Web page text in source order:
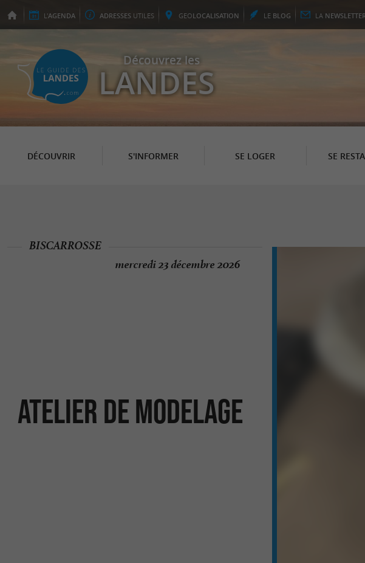
L'AGENDA ADRESSES UTILES GEOLOCALISATION LE BLOG LA
Découvrez les
LANDES
DÉCOUVRIR S'INFORMER SE LOGER SE
Atelier de modelage
BISCARROSSE
mercredi 23 décembre 2026